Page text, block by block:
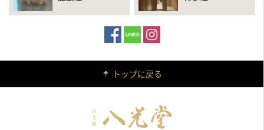
トップに戻る